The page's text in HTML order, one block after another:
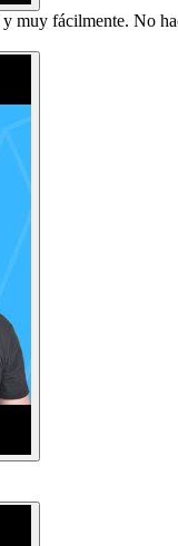
muy fácilmente. No